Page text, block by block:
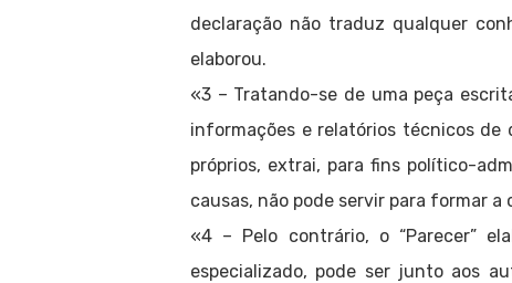
declaração não traduz qualquer
elaborou.
«3 – Tratando-se de uma peça
informações e relatórios técnicos de
próprios, extrai, para fins político-
causas, não pode servir para formar a
«4 – Pelo contrário, o “Parecer”
especializado, pode ser junto aos